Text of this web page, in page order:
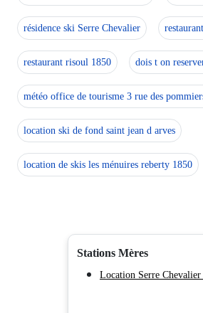
résidence ski Serre Chevalier
restaurant risoul 1850 dois t on
météo office de tourisme 3 rue des
location ski de fond saint jean d arves
location de skis les ménuires reberty 1850
Stations Mères
Location Serre Chevalier